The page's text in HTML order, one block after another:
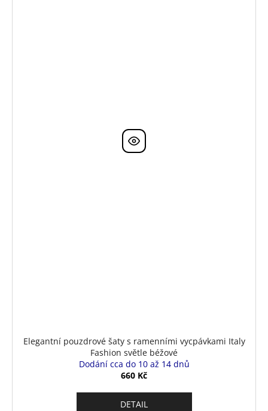
Elegantní pouzdrové šaty s ramenními vycpávkami Italy
Fashion světle béžové
Dodání cca do 10 až 14 dnů
660 Kč
DETAIL